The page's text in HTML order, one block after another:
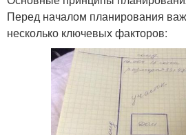
Перед началом планирования
несколько ключевых факторов: